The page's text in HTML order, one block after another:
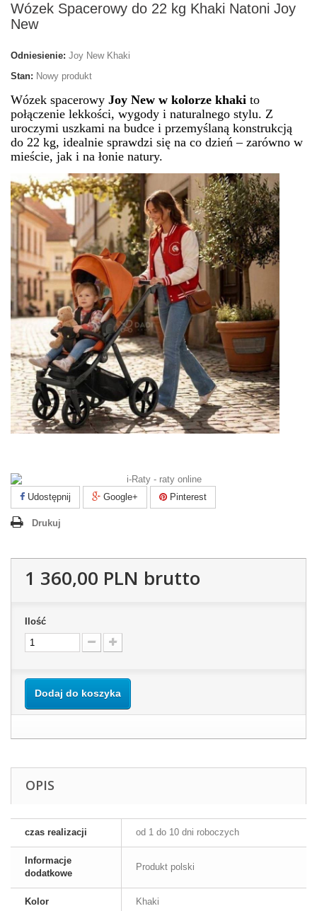
Wózek Spacerowy do 22 kg Khaki Natoni Joy
New
Odniesienie: Joy New Khaki
Stan: Nowy produkt
Wózek spacerowy Joy New w kolorze khaki to
połączenie lekkości, wygody i naturalnego stylu. Z
uroczymi uszkami na budce i przemyślaną konstrukcją
do 22 kg, idealnie sprawdzi się na co dzień – zarówno w
mieście, jak i na łonie natury.
Udostępnij Google+ Pinterest
Drukuj
1 360,00 PLN brutto
Ilość
Dodaj do koszyka
OPIS
czas realizacji od 1 do 10 dni roboczych
Informacje
dodatkowe
Produkt polski
Kolor Khaki